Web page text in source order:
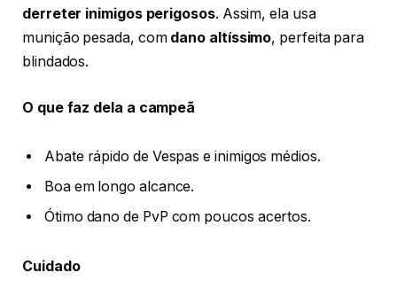
derreter inimigos perigosos. Assim, ela usa
munição pesada, com dano altíssimo, perfeita para
blindados.
O que faz dela a campeã
Abate rápido de Vespas e inimigos médios.
Boa em longo alcance.
Ótimo dano de PvP com poucos acertos.
Cuidado